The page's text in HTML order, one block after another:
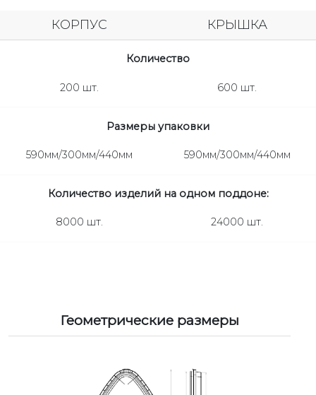
КОРПУС КРЫШКА
Количество
200 шт. 600 шт.
Размеры упаковки
590мм/300мм/440мм 590мм/300мм/440мм
Количество изделий на одном поддоне:
8000 шт. 24000 шт.
Геометрические размеры